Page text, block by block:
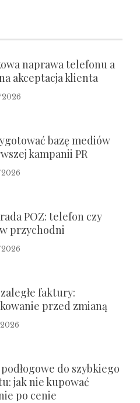
naprawa telefonu a
akceptacja klienta
bazę mediów
kampanii PR
POZ: telefon czy
przychodni
faktury:
przed zmianą
do szybkiego
jak nie kupować
po cenie